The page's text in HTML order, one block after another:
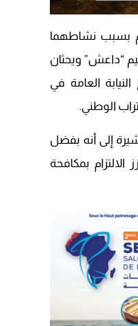
بسبب نشاطهما
“داعش” ويحثان
العامة في
الوطني.
إلى أنه بفضل
بمكافحة